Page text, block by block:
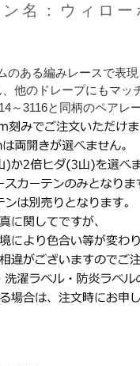
名：ウィロー
ある編みレースで表現
他のドレープにもマッ
～3116と同柄のペアレ